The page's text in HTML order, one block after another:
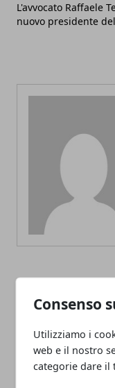
Consenso
Utilizziamo i
web e il nostro
categorie dare il
L'avvocato Raffaele
nuovo presidente